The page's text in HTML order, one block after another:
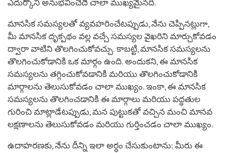
ఎదుర్కొని అనుభవించేదే చాలా ముఖ్యమైనది.
మానసిక సమస్యలతో వ్యవహరించేటప్పుడు, నేను చెప్పినట్లుగా,
మీ మానసిక దృక్పథం వల్ల వచ్చే సమస్యల వైఖరిని మార్చుకోవడం
ద్వారా వాటిని తొలగించుకోవచ్చు. కాబట్టి, మానసిక సమస్యలను
తొలగించుకోడానికి ఒక మార్గం ఉంది. అందుకని, ఈ మానసిక
సమస్యలను తగ్గించుకోవడానికి మరియు తొలగించుకోడానికి
మార్గాలను తెలుసుకోవడం చాలా ముఖ్యం. ఇంకా, ఈ మానసిక
సమస్యలను తొలగించడానికి ఈ మార్గాలు మరియు పద్ధతుల
గురించి మాట్లాడేటప్పుడు, మన పుట్టుకతో వచ్చిన మంచి మానవ
లక్షణాలను తెలుసుకోవడం మరియు గుర్తించడం చాలా ముఖ్యం.
ఉదాహరణకు, నేను దీన్ని ఇలా అర్ధం చేసుకుంటాను: మీరు ఈ